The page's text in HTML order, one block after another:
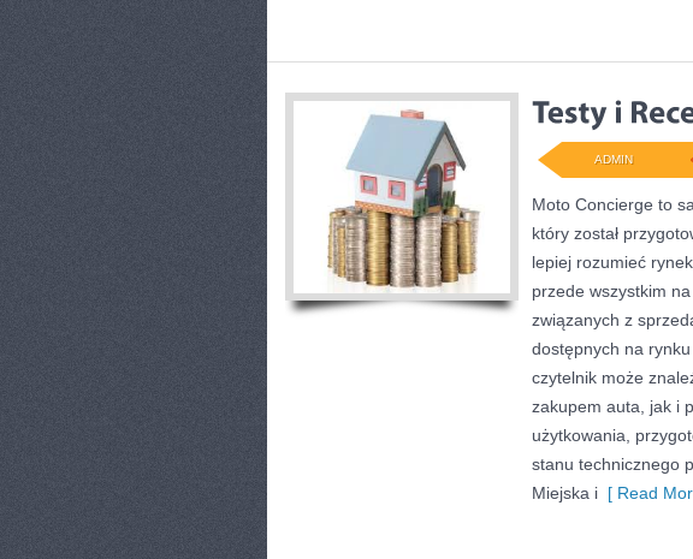
ADMIN
Moto Concierge to
który został
lepiej rozumieć
przede wszystkim
związanych z
dostępnych na
czytelnik może
zakupem auta, jak i
użytkowania,
stanu technicznego
Miejska i [ Read